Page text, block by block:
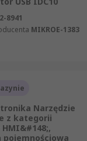
8941
MIKROE-1383
Narzędzie
z kategorii
pojemnościowa